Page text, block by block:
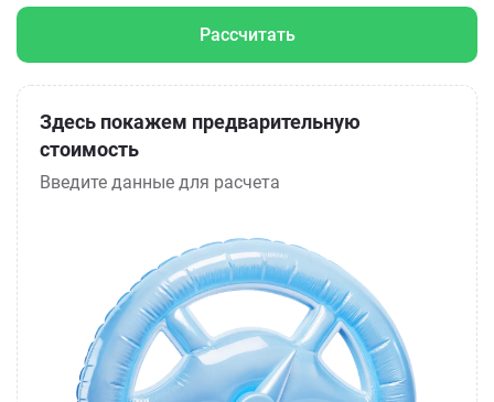
Рассчитать
Здесь покажем предварительную
стоимость
Введите данные для расчета